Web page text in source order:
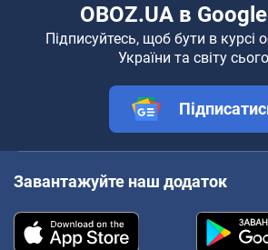
OBOZ.UA в
Підписуйтесь, щоб бути в курсі
України та світу
Завантажуйте наш додаток